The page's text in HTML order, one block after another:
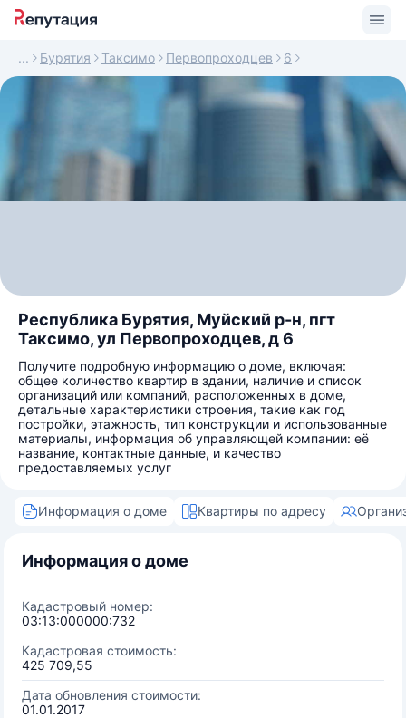
Бурятия Таксимо Первопроходцев 6
Республика Бурятия, Муйский р-н, пгт
Таксимо, ул Первопроходцев, д 6
Получите подробную информацию о доме, включая:
общее количество квартир в здании, наличие и список
организаций или компаний, расположенных в доме,
детальные характеристики строения, такие как год
постройки, этажность, тип конструкции и использованные
материалы, информация об управляющей компании: её
название, контактные данные, и качество
предоставляемых услуг
Информация о доме Квартиры по адресу
Информация о доме
Кадастровый номер:
03:13:000000:732
Кадастровая стоимость:
425 709,55
Дата обновления стоимости:
01.01.2017